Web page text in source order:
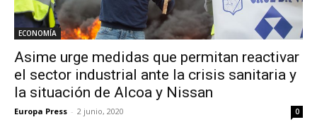
ECONOMÍA
Asime urge medidas que permitan reactivar
el sector industrial ante la crisis sanitaria y
la situación de Alcoa y Nissan
Europa Press - 2 junio, 2020 0